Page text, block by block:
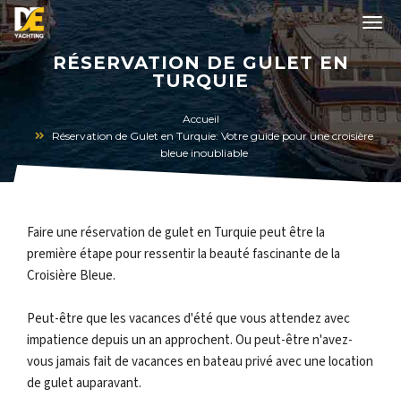
RÉSERVATION DE GULET EN
TURQUIE
Accueil
Réservation de Gulet en Turquie: Votre guide pour une croisière
bleue inoubliable
Faire une réservation de gulet en Turquie peut être la
première étape pour ressentir la beauté fascinante de la
Croisière Bleue.
Peut-être que les vacances d'été que vous attendez avec
impatience depuis un an approchent. Ou peut-être n'avez-
vous jamais fait de vacances en bateau privé avec une location
de gulet auparavant.